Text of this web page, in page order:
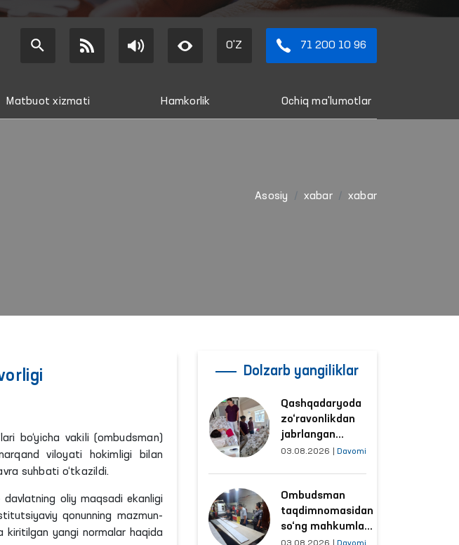
O'Z 71 200 10 96
Matbuot xizmati Hamkorlik Ochiq ma'lumotlar
Asosiy xabar xabar
bo‘yicha vakili (ombudsman)
viloyati hokimligi bilan
suhbati o‘tkazildi.
davlatning oliy maqsadi ekanligi
qonunning mazmun-
yangi normalar haqida
Dolzarb yangiliklar
Qashqadaryoda
zo‘ravonlikdan
jabrlangan
ayolning holati
o‘rganildi
03.08.2026 Davomi
Ombudsman
taqdimnomasidan
so‘ng mahkumlar
mehnat